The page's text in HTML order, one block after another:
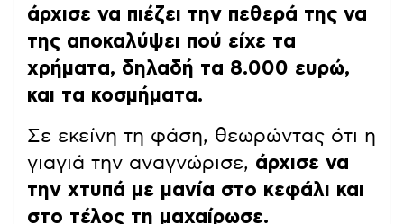
άρχισε να πιέζει την πεθερά της να
της αποκαλύψει πού είχε τα
χρήματα, δηλαδή τα 8.000 ευρώ,
και τα κοσμήματα.
Σε εκείνη τη φάση, θεωρώντας ότι η
γιαγιά την αναγνώρισε, άρχισε να
την χτυπά με μανία στο κεφάλι και
στο τέλος τη μαχαίρωσε.